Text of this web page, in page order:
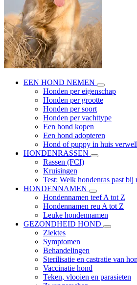
EEN HOND NEMEN
Honden per eigenschap
Honden per grootte
Honden per soort
Honden per vachttype
Een hond kopen
Een hond adopteren
Hond of puppy in huis
HONDENRASSEN
Rassen (FCI)
Kruisingen
Test: Welk hondenras past bij
HONDENNAMEN
Hondennamen teef A tot Z
Hondennamen reu A tot Z
Leuke hondennamen
GEZONDHEID HOND
Ziektes
Symptomen
Behandelingen
Sterilisatie en castratie van
Vaccinatie hond
Teken, vlooien en parasieten